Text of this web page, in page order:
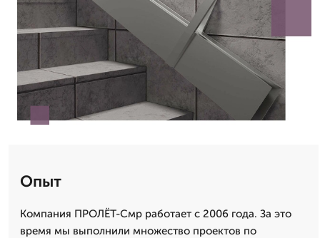
Опыт
Компания ПРОЛЁТ-Смр работает с 2006 года. За это
время мы выполнили множество проектов по